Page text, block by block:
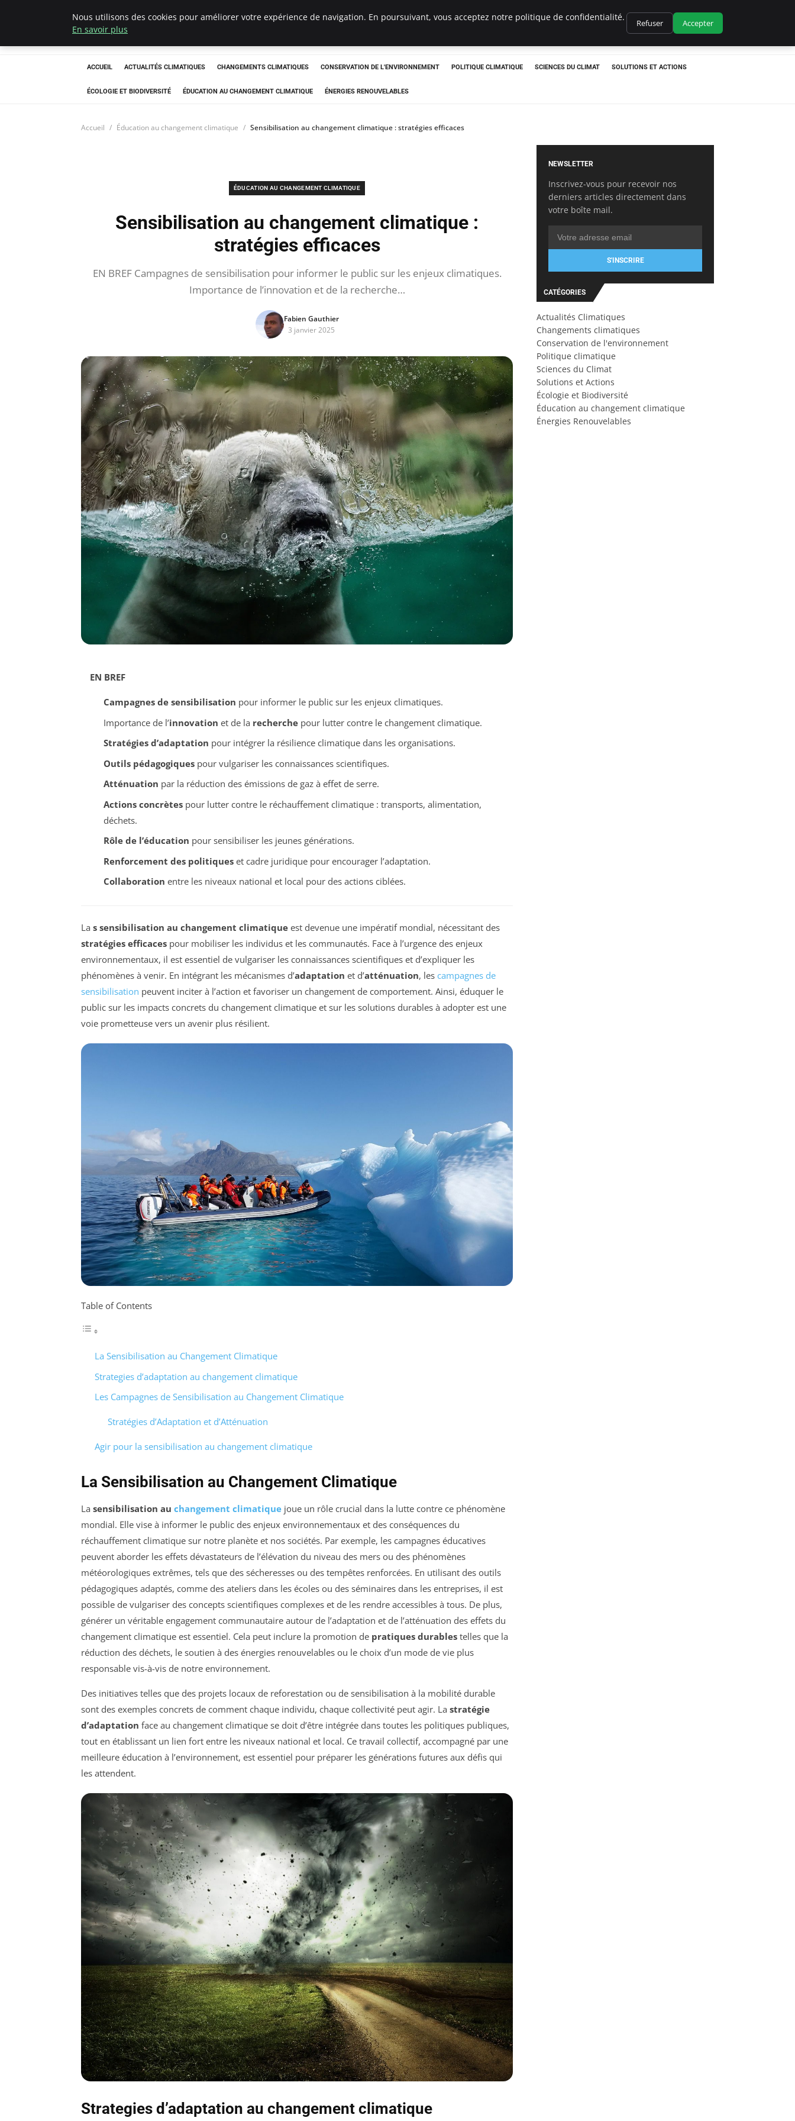
Climatedebtagents
ACCUEIL ACTUALITÉS CLIMATIQUES CHANGEMENTS CLIMATIQUES CONSERVATION DE L'ENVIRONNEMENT POLITIQUE CLIMATIQUE SCIENCES DU CLIMAT SOLUTIONS ET ACTIONS
ÉCOLOGIE ET BIODIVERSITÉ ÉDUCATION AU CHANGEMENT CLIMATIQUE ÉNERGIES RENOUVELABLES
Accueil Éducation au changement climatique Sensibilisation au changement climatique : stratégies efficaces
ÉDUCATION AU CHANGEMENT CLIMATIQUE
Sensibilisation au changement climatique :
stratégies efficaces
EN BREF Campagnes de sensibilisation pour informer le public sur les enjeux climatiques.
Importance de l’innovation et de la recherche…
Fabien Gauthier
3 janvier 2025
EN BREF
Campagnes de sensibilisation pour informer le public sur les enjeux climatiques.
Importance de l’innovation et de la recherchepour lutter contre le changement climatique.
Stratégies d’adaptation pour intégrer la résilience climatique dans les organisations.
Outils pédagogiquespour vulgariser les connaissances scientifiques.
Atténuation par la réduction des émissions de gaz à effet de serre.
Actions concrètespour lutter contre le réchauffement climatique : transports, alimentation,
déchets.
Rôle de l’éducation pour sensibiliser les jeunes générations.
Renforcement des politiqueset cadre juridique pour encourager l’adaptation.
Collaboration entre les niveaux national et local pour des actions ciblées.
La s sensibilisation au changement climatique est devenue une impératif mondial, nécessitant des
stratégies efficaces pour mobiliser les individus et les communautés. Face à l’urgence des enjeux
environnementaux, il est essentiel de vulgariser les connaissances scientifiques et d’expliquer les
phénomènes à venir. En intégrant les mécanismes d’adaptation et d’atténuation, les campagnes de
sensibilisation peuvent inciter à l’action et favoriser un changement de comportement. Ainsi, éduquer le
public sur les impacts concrets du changement climatique et sur les solutions durables à adopter est une
voie prometteuse vers un avenir plus résilient.
Table of Contents
La Sensibilisation au Changement Climatique
Strategies d’adaptation au changement climatique
Les Campagnes de Sensibilisation au Changement Climatique
Stratégies d’Adaptation et d’Atténuation
Agir pour la sensibilisation au changement climatique
La Sensibilisation au Changement Climatique
La sensibilisation au changement climatique joue un rôle crucial dans la lutte contre ce phénomène
mondial. Elle vise à informer le public des enjeux environnementaux et des conséquences du
réchauffement climatique sur notre planète et nos sociétés. Par exemple, les campagnes éducatives
peuvent aborder les effets dévastateurs de l’élévation du niveau des mers ou des phénomènes
météorologiques extrêmes, tels que des sécheresses ou des tempêtes renforcées. En utilisant des outils
pédagogiques adaptés, comme des ateliers dans les écoles ou des séminaires dans les entreprises, il est
possible de vulgariser des concepts scientifiques complexes et de les rendre accessibles à tous. De plus,
générer un véritable engagement communautaire autour de l’adaptation et de l’atténuation des effets du
changement climatique est essentiel. Cela peut inclure la promotion de pratiques durables telles que la
réduction des déchets, le soutien à des énergies renouvelables ou le choix d’un mode de vie plus
responsable vis-à-vis de notre environnement.
Des initiatives telles que des projets locaux de reforestation ou de sensibilisation à la mobilité durable
sont des exemples concrets de comment chaque individu, chaque collectivité peut agir. La stratégie
d’adaptation face au changement climatique se doit d’être intégrée dans toutes les politiques publiques,
tout en établissant un lien fort entre les niveaux national et local. Ce travail collectif, accompagné par une
meilleure éducation à l’environnement, est essentiel pour préparer les générations futures aux défis qui
les attendent.
Strategies d’adaptation au changement climatique
NEWSLETTER
Inscrivez-vous pour recevoir nos
derniers articles directement dans
votre boîte mail.
S'INSCRIRE
CATÉGORIES
Actualités Climatiques
Changements climatiques
Conservation de l'environnement
Politique climatique
Sciences du Climat
Solutions et Actions
Écologie et Biodiversité
Éducation au changement climatique
Énergies Renouvelables
Nous utilisons des cookies pour améliorer votre expérience de navigation. En poursuivant, vous acceptez notre politique de confidentialité.
En savoir plus
Refuser Accepter